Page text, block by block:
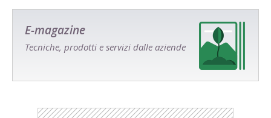
E-magazine
Tecniche, prodotti e servizi dalle aziende